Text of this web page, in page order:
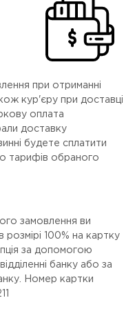
при отриманні
кур'єру при доставці
оплата
доставку
будете сплатити
тарифів обраного
замовлення ви
100% на картку
за допомогою
банку або за
Номер картки